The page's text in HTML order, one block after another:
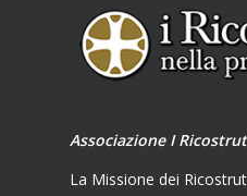
Associazione I
La Missione dei